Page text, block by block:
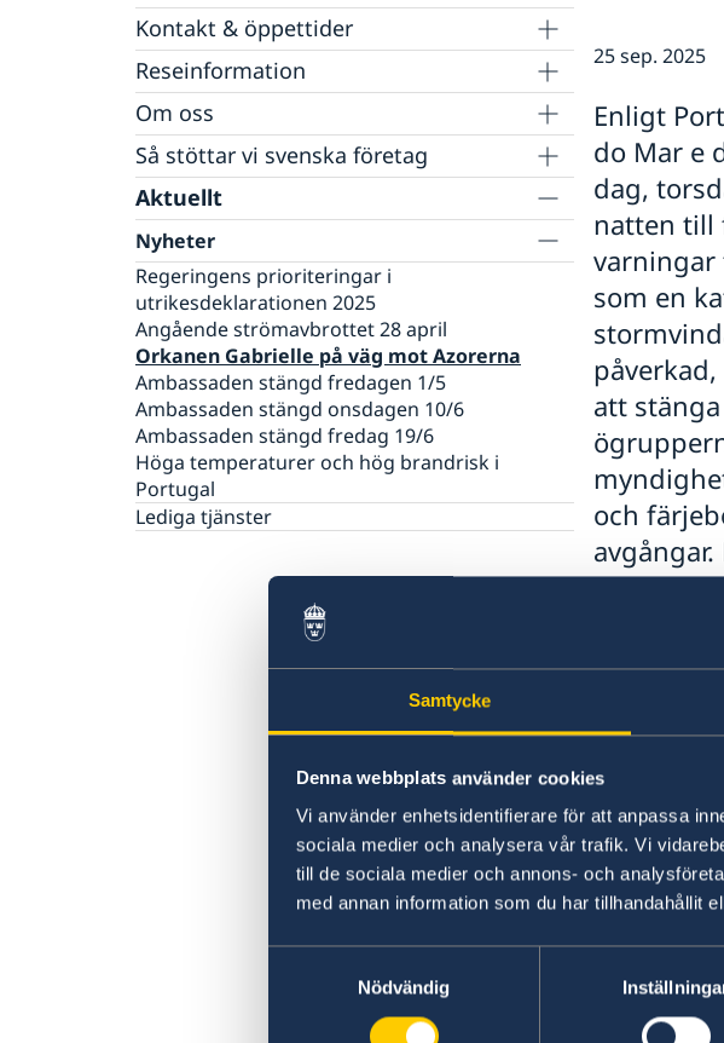
Samtycke
Denna webbplats använder cookies
Vi använder enhetsidentifierare för att anpassa
sociala medier och analysera vår trafik. Vi
till de sociala medier och annons- och
med annan information som du har tillhandahållit
Nödvändig
Kontakt & öppettider
Sverige i Portugal
Portugal i Sverige
Reseinformation
Ambassadens reseinformation
Aktuella händelser
Allmänna säkerhetsläget
Terrorism
Naturförhållanden och katastrofer
In- och utresebestämmelser
Hälso- och sjukvård
Lokala lagar och sedvänjor
Kriminalitet och personlig säkerhet
Trafiksäkerhet
Övrig information
Inför resan
Om oss
Ambassadens personal
Dataskyddspolicy (GDPR)
Så stöttar vi svenska företag
Vi är en resurs för svenska företag
Team Sweden
Så kan du få stöd
Svenska företag i Portugal
Anmäl handelshinder
Aktuellt
Nyheter
Regeringens prioriteringar i
utrikesdeklarationen 2025
Angående strömavbrottet 28 april
Orkanen Gabrielle på väg mot Azorerna
Ambassaden stängd fredagen 1/5
Ambassaden stängd onsdagen 10/6
Ambassaden stängd fredag 19/6
Höga temperaturer och hög brandrisk i
Portugal
Lediga tjänster
25 sep. 2025
Enligt
do Mar e
dag,
natten till
varningar
som en
att
och
system
förväntas
Under
kraftigare
södra
den
områden
IPMA:s